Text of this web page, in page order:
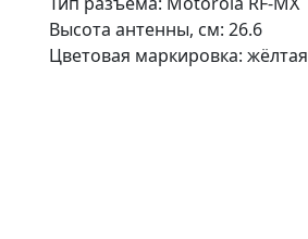
Высота антенны, см: 26.6
Цветовая маркировка: жёлтая